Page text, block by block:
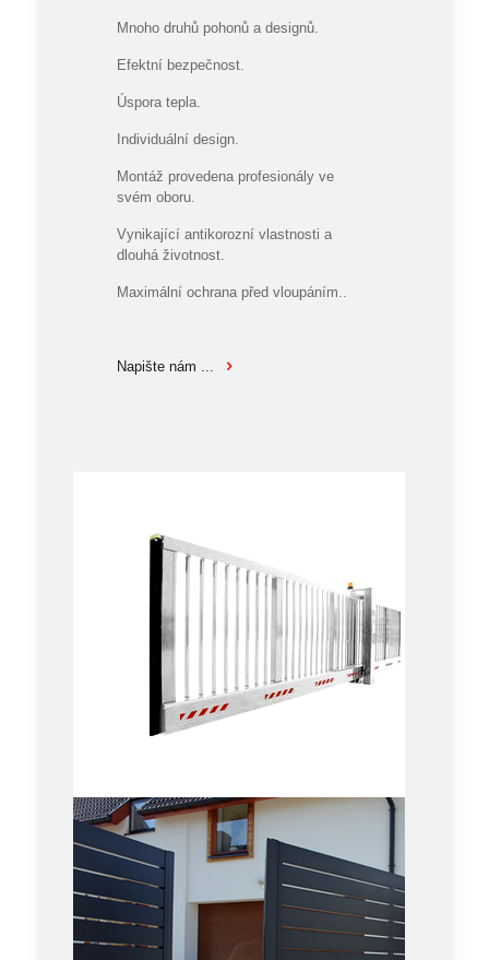
Mnoho druhů pohonů a designů.
Efektní bezpečnost.
Úspora tepla.
Individuální design.
Montáž provedena profesionály ve
svém oboru.
Vynikající antikorozní vlastnosti a
dlouhá životnost.
Maximální ochrana před vloupáním..
Napište nám ...